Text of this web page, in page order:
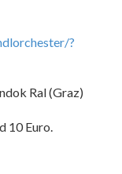
?
Ral (Graz)
10 Euro.